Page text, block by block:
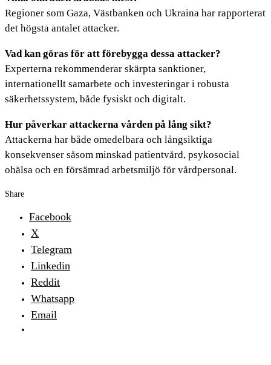
Regioner som Gaza, Västbanken och Ukraina har rapporterat
det högsta antalet attacker.
Vad kan göras för att förebygga dessa attacker?
Experterna rekommenderar skärpta sanktioner,
internationellt samarbete och investeringar i robusta
säkerhetssystem, både fysiskt och digitalt.
Hur påverkar attackerna vården på lång sikt?
Attackerna har både omedelbara och långsiktiga
konsekvenser såsom minskad patientvård, psykosocial
ohälsa och en försämrad arbetsmiljö för vårdpersonal.
Share
Facebook
X
Telegram
Linkedin
Reddit
Whatsapp
Email